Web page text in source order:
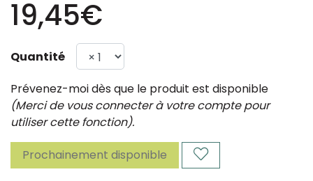
19,45€
Quantité
Prévenez-moi dès que le produit est disponible
(Merci de vous connecter à votre compte pour
utiliser cette fonction).
Prochainement disponible